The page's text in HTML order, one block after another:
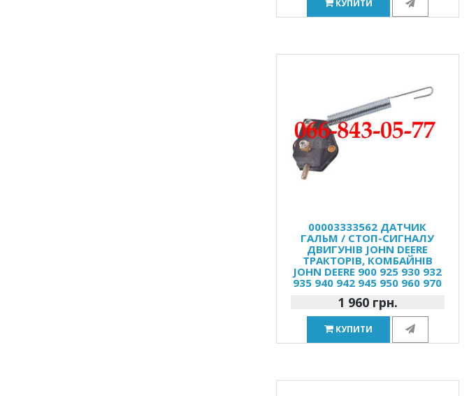
КУПИТИ
00003333562 ДАТЧИК
ГАЛЬМ / СТОП-СИГНАЛУ
ДВИГУНІВ JOHN DEERE
ТРАКТОРІВ, КОМБАЙНІВ
JOHN DEERE 900 925 930 932
935 940 942 945 950 960 970
1 960 грн.
КУПИТИ